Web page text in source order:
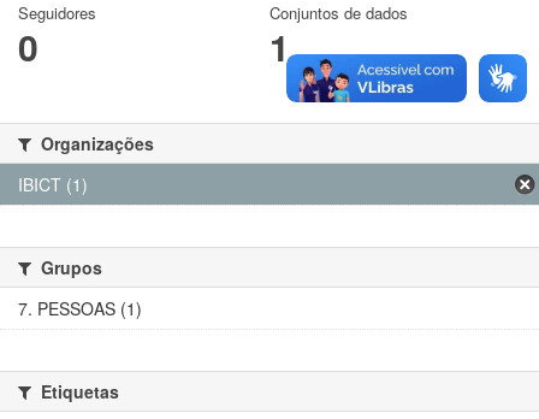
Seguidores
0
Conjuntos de dados
1
Organizações
IBICT (1)
Grupos
7. PESSOAS (1)
Etiquetas